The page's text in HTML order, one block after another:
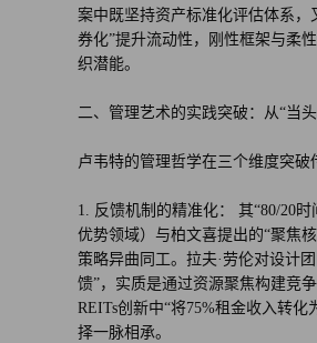
案中既坚持资产标准化评估体系，
券化”提升流动性，刚性框架与柔
织潜能。
二、管理艺术的实践突破：从“当
卢韦特的管理哲学在三个维度突破
1. 反馈机制的精准化： 其“80/20
优势领域）与柏文喜提出的“聚焦
策略异曲同工。拉夫·劳伦对设计
馈”，实质是通过资源聚焦构建竞
REITs创新中“将75%租金收入转化
择一脉相承。